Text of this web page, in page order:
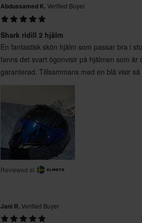
Abdussamed K.Verified Buyer
Shark ridill 2 hjälm
En fantastisk skön hjälm som passar bra i
fanns det svart ögonvisir på hjälmen som är
garanterad. Tillsammans med en blå visir
Reviewed at
Jani R.Verified Buyer